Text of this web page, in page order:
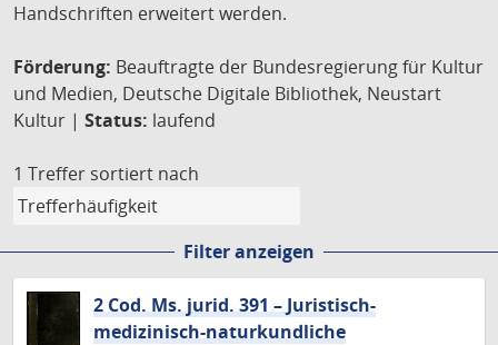
Handschriften erweitert werden.
Förderung: Beauftragte der Bundesregierung für Kultur
und Medien, Deutsche Digitale Bibliothek, Neustart
Kultur | Status: laufend
1 Treffer sortiert nach
Filter anzeigen
2 Cod. Ms. jurid. 391 – Juristisch-
medizinisch-naturkundliche